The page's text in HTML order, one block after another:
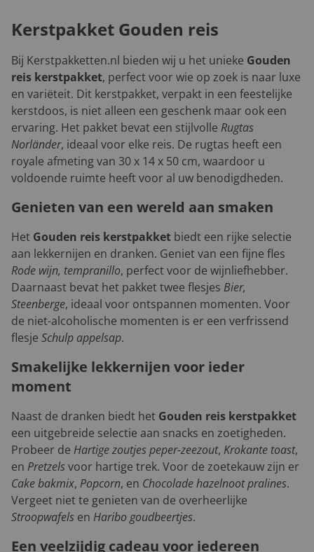
Kerstpakket Gouden reis
Bij Kerstpakketten.nl bieden wij u het unieke Gouden
reis kerstpakket, perfect voor wie op zoek is naar luxe
en variëteit. Dit kerstpakket, verpakt in een feestelijke
kerstdoos, is niet alleen een geschenk maar ook een
ervaring. Het pakket bevat een stijlvolle Rugtas
Norländer, ideaal voor elke reis. De rugtas heeft een
royale afmeting van 30 x 14 x 50 cm, waardoor u
voldoende ruimte heeft voor al uw benodigdheden.
Genieten van een wereld aan smaken
Het Gouden reis kerstpakket biedt een rijke selectie
aan lekkernijen en dranken. Geniet van een fijne fles
Rode wijn, tempranillo, perfect voor de wijnliefhebber.
Daarnaast bevat het pakket twee flesjes Bier,
Steenberge, ideaal voor ontspannen momenten. Voor
de niet-alcoholische momenten is er een verfrissend
flesje Schulp appelsap.
Smakelijke lekkernijen voor ieder
moment
Naast de dranken biedt het Gouden reis kerstpakket
een uitgebreide selectie aan snacks en zoetigheden.
Probeer de Hartige zoutjes peper-zeezout, Krokante toast,
en Pretzelsvoor hartige trek. Voor de zoetekauw zijn er
Cake bakmix, Popcorn, en Chocolade hazelnoot pralines.
Vergeet niet te genieten van de overheerlijke
Stroopwafels en Haribo goudbeertjes.
Een veelzijdig cadeau voor iedereen